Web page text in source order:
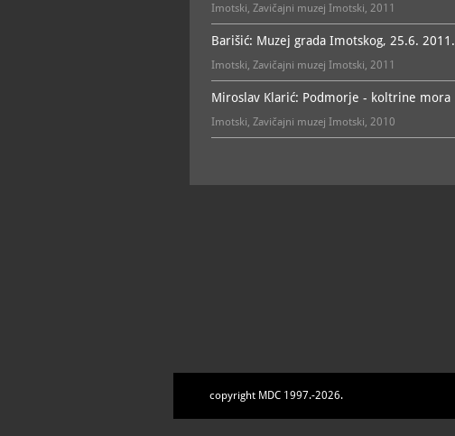
Imotski, Zavičajni muzej Imotski, 2011
Barišić: Muzej grada Imotskog, 25.6. 2011.
Imotski, Zavičajni muzej Imotski, 2011
Miroslav Klarić: Podmorje - koltrine mora
Imotski, Zavičajni muzej Imotski, 2010
copyright MDC 1997.-2026.